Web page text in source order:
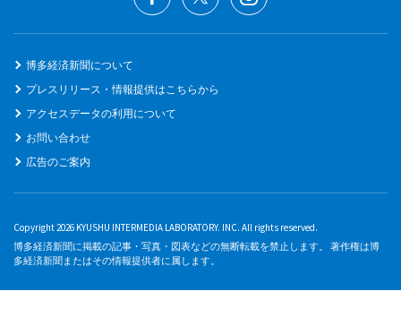
博多経済新聞について
プレスリリース・情報提供はこちらから
アクセスデータの利用について
お問い合わせ
広告のご案内
Copyright 2026 KYUSHU INTERMEDIA LABORATORY. INC. All rights reserved.
博多経済新聞に掲載の記事・写真・図表などの無断転載を禁止します。 著作権は博
多経済新聞またはその情報提供者に属します。